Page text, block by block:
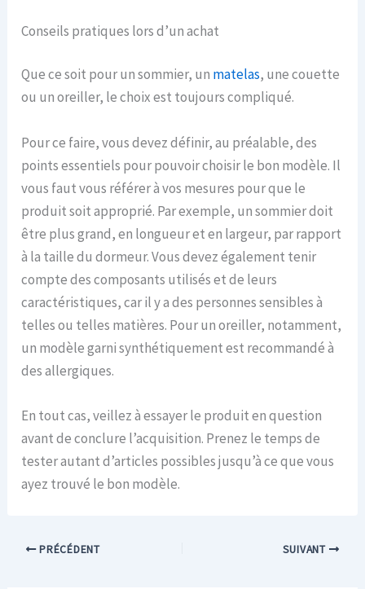
Conseils pratiques lors d’un achat
Que ce soit pour un sommier, un matelas, une couette
ou un oreiller, le choix est toujours compliqué.
Pour ce faire, vous devez définir, au préalable, des
points essentiels pour pouvoir choisir le bon modèle. Il
vous faut vous référer à vos mesures pour que le
produit soit approprié. Par exemple, un sommier doit
être plus grand, en longueur et en largeur, par rapport
à la taille du dormeur. Vous devez également tenir
compte des composants utilisés et de leurs
caractéristiques, car il y a des personnes sensibles à
telles ou telles matières. Pour un oreiller, notamment,
un modèle garni synthétiquement est recommandé à
des allergiques.
En tout cas, veillez à essayer le produit en question
avant de conclure l’acquisition. Prenez le temps de
tester autant d’articles possibles jusqu’à ce que vous
ayez trouvé le bon modèle.
PRÉCÉDENT SUIVANT